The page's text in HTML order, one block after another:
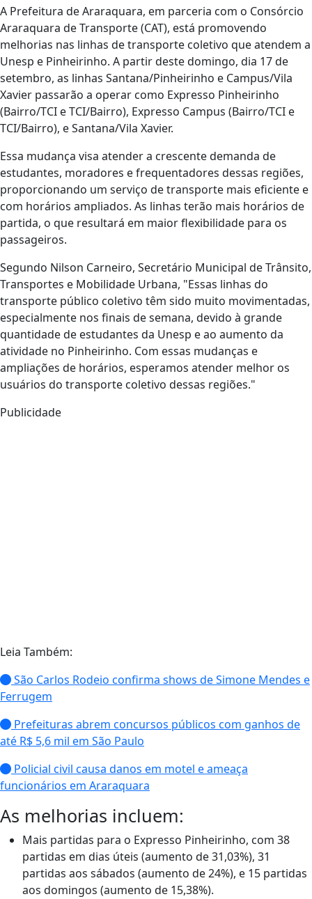
A Prefeitura de Araraquara, em parceria com o Consórcio
Araraquara de Transporte (CAT), está promovendo
melhorias nas linhas de transporte coletivo que atendem a
Unesp e Pinheirinho. A partir deste domingo, dia 17 de
setembro, as linhas Santana/Pinheirinho e Campus/Vila
Xavier passarão a operar como Expresso Pinheirinho
(Bairro/TCI e TCI/Bairro), Expresso Campus (Bairro/TCI e
TCI/Bairro), e Santana/Vila Xavier.
Essa mudança visa atender a crescente demanda de
estudantes, moradores e frequentadores dessas regiões,
proporcionando um serviço de transporte mais eficiente e
com horários ampliados. As linhas terão mais horários de
partida, o que resultará em maior flexibilidade para os
passageiros.
Segundo Nilson Carneiro, Secretário Municipal de Trânsito,
Transportes e Mobilidade Urbana, "Essas linhas do
transporte público coletivo têm sido muito movimentadas,
especialmente nos finais de semana, devido à grande
quantidade de estudantes da Unesp e ao aumento da
atividade no Pinheirinho. Com essas mudanças e
ampliações de horários, esperamos atender melhor os
usuários do transporte coletivo dessas regiões."
Publicidade
Leia Também:
São Carlos Rodeio confirma shows de Simone Mendes e
Ferrugem
Prefeituras abrem concursos públicos com ganhos de
até R$ 5,6 mil em São Paulo
Policial civil causa danos em motel e ameaça
funcionários em Araraquara
As melhorias incluem:
Mais partidas para o Expresso Pinheirinho, com 38
partidas em dias úteis (aumento de 31,03%), 31
partidas aos sábados (aumento de 24%), e 15 partidas
aos domingos (aumento de 15,38%).